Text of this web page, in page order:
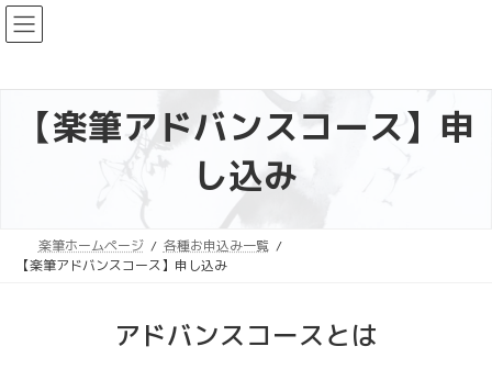
コ
ン
ン
ナ
ビ
ー
【楽筆アドバンスコース】申
し込み
楽筆ホームページ
各種お申込み一覧
【楽筆アドバンスコース】申し込み
アドバンスコースとは